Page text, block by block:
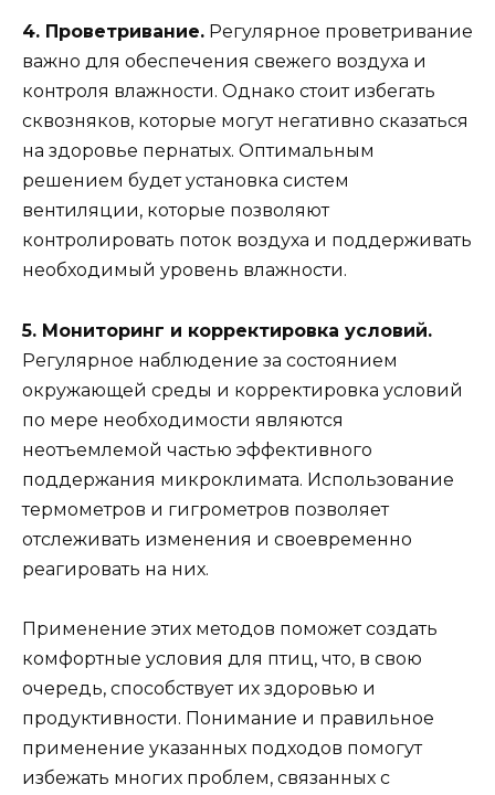
4. Проветривание. Регулярное проветривание
важно для обеспечения свежего воздуха и
контроля влажности. Однако стоит избегать
сквозняков, которые могут негативно сказаться
на здоровье пернатых. Оптимальным
решением будет установка систем
вентиляции, которые позволяют
контролировать поток воздуха и поддерживать
необходимый уровень влажности.
5. Мониторинг и корректировка условий.
Регулярное наблюдение за состоянием
окружающей среды и корректировка условий
по мере необходимости являются
неотъемлемой частью эффективного
поддержания микроклимата. Использование
термометров и гигрометров позволяет
отслеживать изменения и своевременно
реагировать на них.
Применение этих методов поможет создать
комфортные условия для птиц, что, в свою
очередь, способствует их здоровью и
продуктивности. Понимание и правильное
применение указанных подходов помогут
избежать многих проблем, связанных с